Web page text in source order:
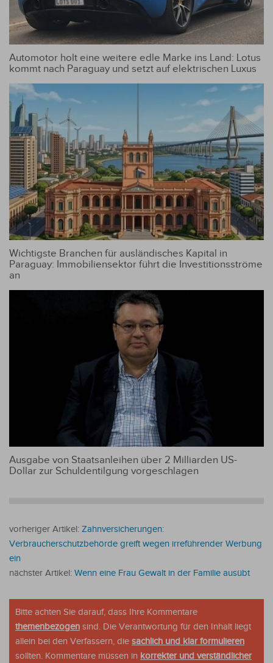
Automotor holt eine weitere edle Marke ins Land: Lotus
kommt nach Paraguay und setzt auf elektrischen Luxus
Wichtigste Branchen für ausländisches Kapital in
Paraguay: Immobiliensektor führt die Investitionsströme
an
Ausgabe von Staatsanleihen über 2 Milliarden US-
Dollar zur Schuldentilgung vorgeschlagen
vorheriger Artikel: Zahnversicherungen:
Verbraucherschutzbehörde greift wegen irreführender Werbung
ein
nächster Artikel: Wenn eine Frau Gewalt in der Familie ausübt
Bitte achten Sie darauf, dass Ihre Kommentare
themenbezogen sind. Die Verantwortung für den Inhalt liegt
allein bei den Verfassern, die sachlich und klar formulieren
sollten. Kommentare müssen in korrekter und verständlicher